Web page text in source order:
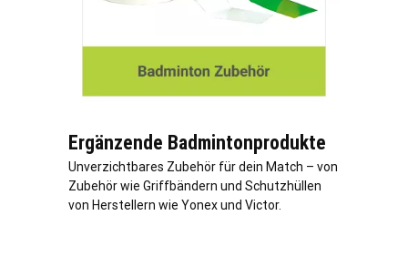
Ergänzende Badmintonprodukte
Unverzichtbares Zubehör für dein Match – von
Zubehör wie Griffbändern und Schutzhüllen
von Herstellern wie Yonex und Victor.